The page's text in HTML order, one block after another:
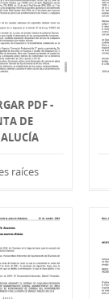
PDF -
DE
raíces